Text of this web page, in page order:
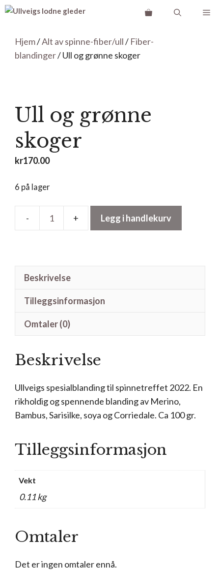
Hopp
Hjem/Alt av spinne-fiber/ull/ Fiber-
blandinger/ Ull og grønne skoger
Ull og grønne
skoger
kr170.00
6 på lager
skoger
Legg i handlekurv
Beskrivelse
Tilleggsinformasjon
Omtaler (0)
Beskrivelse
Ullveigs spesialblanding til spinnetreffet 2022. En
rikholdig og spennende blanding av Merino,
Bambus, Sarisilke, soya og Corriedale. Ca 100 gr.
Tilleggsinformasjon
Vekt
0.11 kg
Omtaler
Det er ingen omtaler ennå.